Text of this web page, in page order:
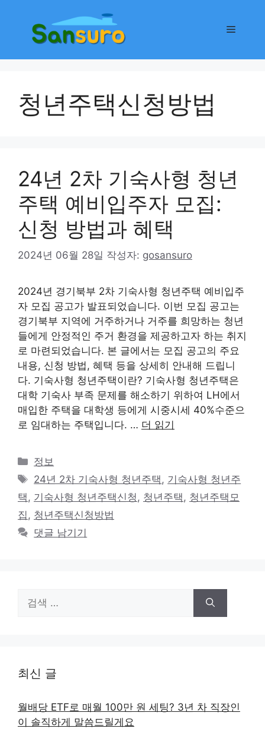
메
청년주택신청방법
24년 2차 기숙사형 청년
주택 예비입주자 모집:
신청 방법과 혜택
2024년 06월 28일 작성자: gosansuro
2024년 경기북부 2차 기숙사형 청년주택 예비입주
자 모집 공고가 발표되었습니다. 이번 모집 공고는
경기북부 지역에 거주하거나 거주를 희망하는 청년
들에게 안정적인 주거 환경을 제공하고자 하는 취지
로 마련되었습니다. 본 글에서는 모집 공고의 주요
내용, 신청 방법, 혜택 등을 상세히 안내해 드립니
다. 기숙사형 청년주택이란? 기숙사형 청년주택은
대학 기숙사 부족 문제를 해소하기 위하여 LH에서
매입한 주택을 대학생 등에게 시중시세 40%수준으
로 임대하는 주택입니다. … 더 읽기
카
테
리
정보
태
그
24년 2차 기숙사형 청년주택 , 기숙사형 청년주
택 , 기숙사형 청년주택신청 , 청년주택 , 청년주택모
집 , 청년주택신청방법
댓글 남기기
색:
최신 글
월배당 ETF로 매월 100만 원 세팅? 3년 차 직장인
이 솔직하게 말씀드릴게요